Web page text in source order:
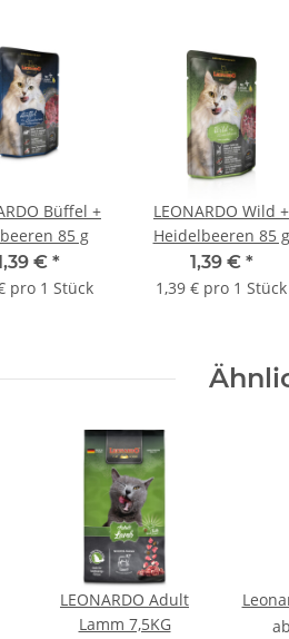
Büffel +
85 g
€ *
pro 1 Stück
LEONARDO Wild +
Heidelbeeren 85 g
1,39 € *
1,39 € pro 1 Stück
LEONARDO Adult
Lamm 7,5KG
ab